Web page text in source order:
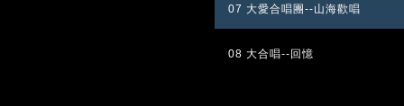
07 大愛合唱團--山海歡唱
08 大合唱--回憶